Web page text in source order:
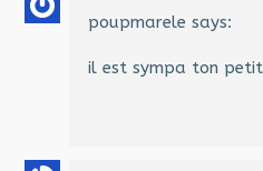
poupmarele says:
il est sympa ton petit